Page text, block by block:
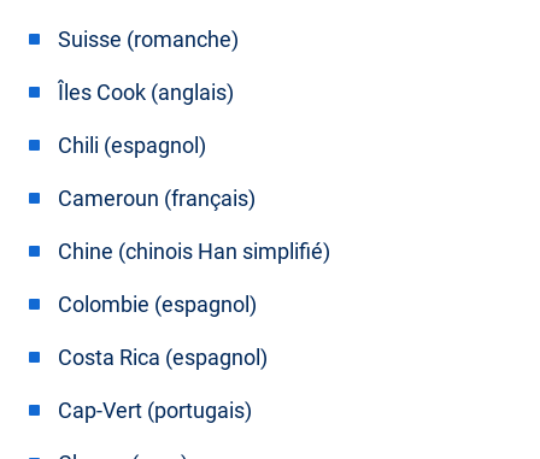
Suisse (romanche)
Îles Cook (anglais)
Chili (espagnol)
Cameroun (français)
Chine (chinois Han simplifié)
Colombie (espagnol)
Costa Rica (espagnol)
Cap-Vert (portugais)